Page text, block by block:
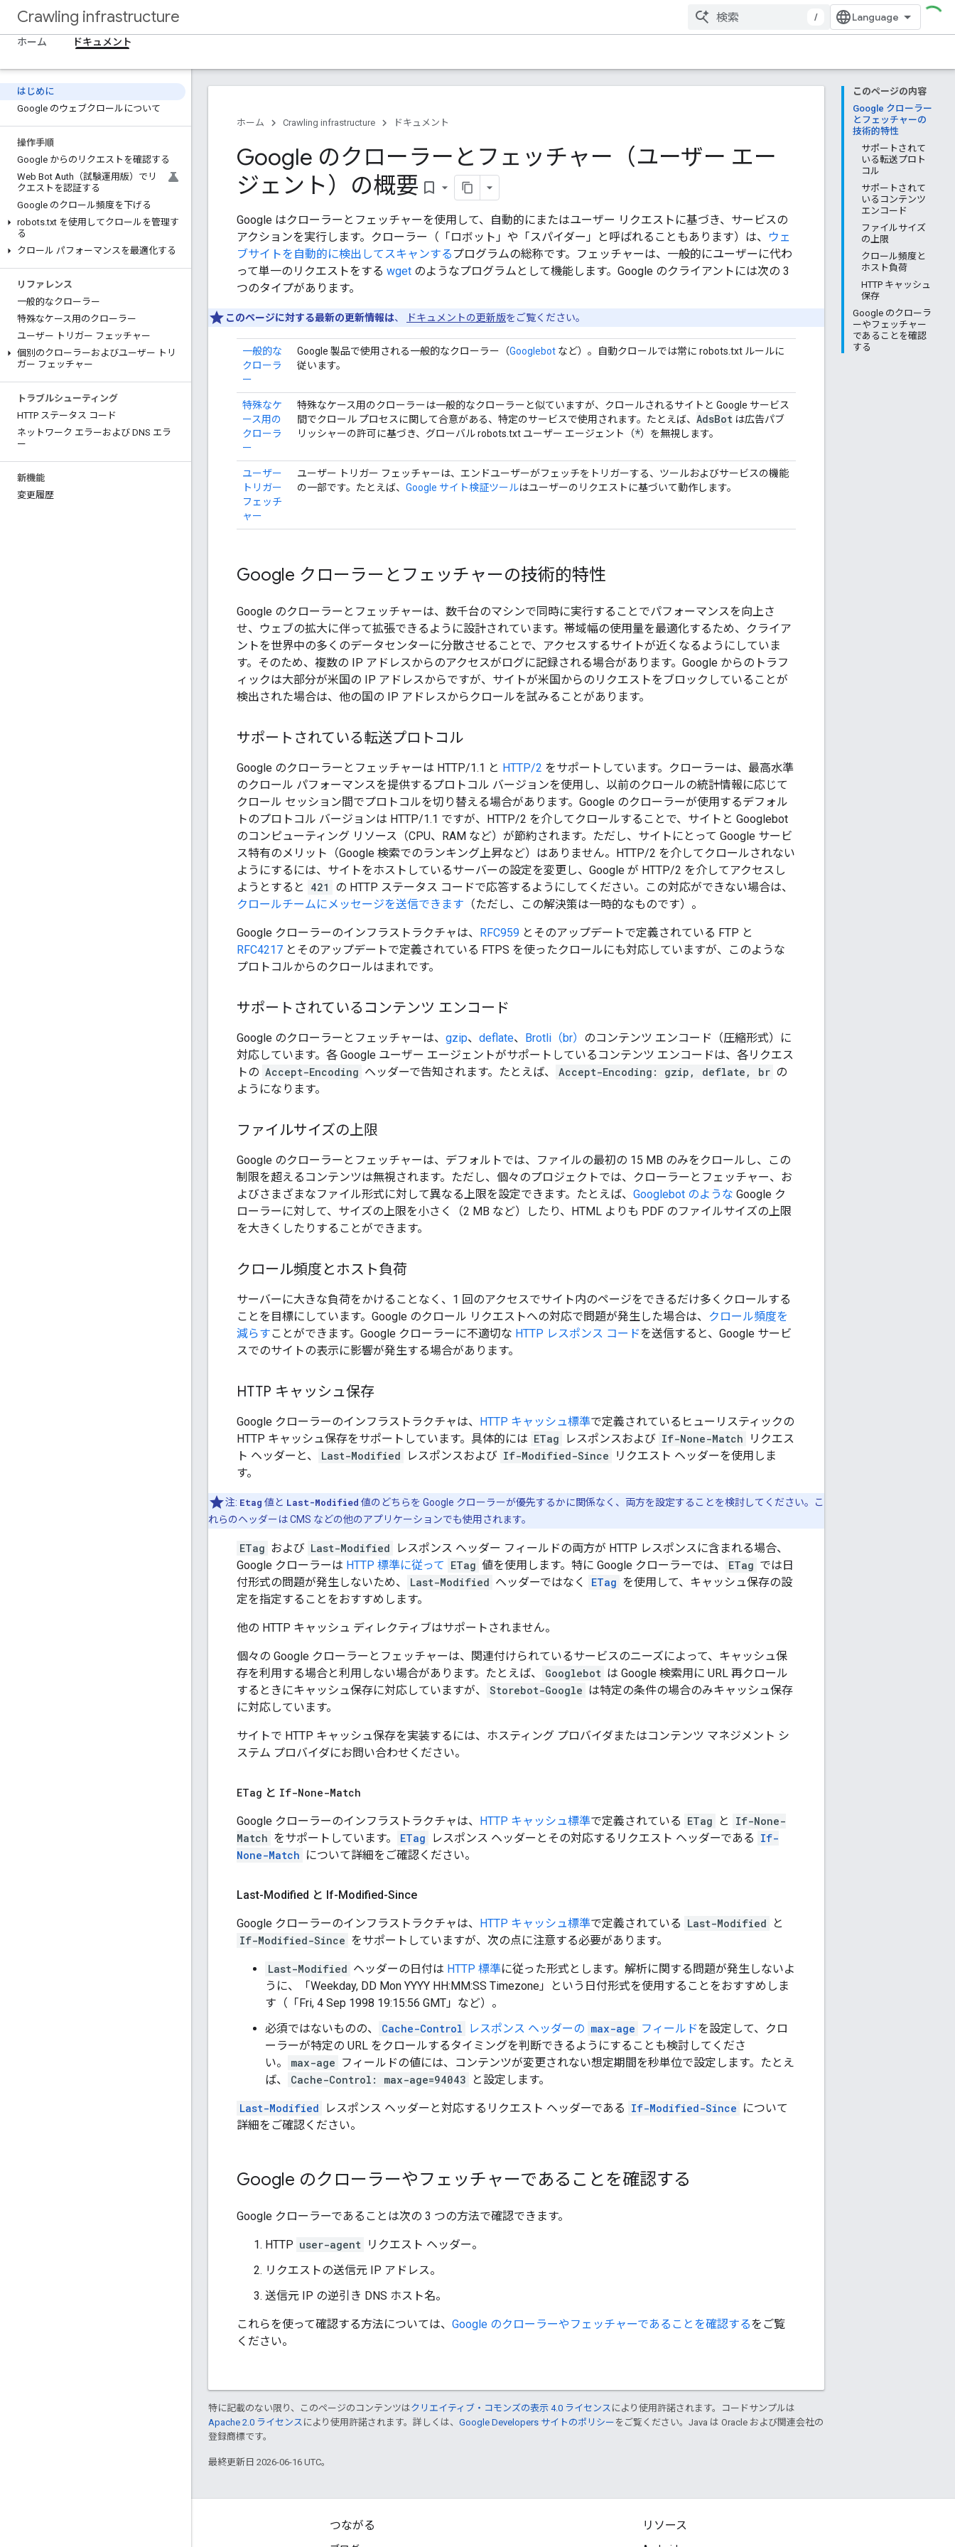
Crawling infrastructure
/
ホーム
ドキュメント
はじめに
Google のウェブクロールについて
操作手順
Google からのリクエストを確認する
Web Bot Auth（試験運用版）でリ
クエストを認証する
Google のクロール頻度を下げる
robots.txt を使用してクロールを管理す
る
クロール パフォーマンスを最適化する
リファレンス
一般的なクローラー
特殊なケース用のクローラー
ユーザー トリガー フェッチャー
個別のクローラーおよびユーザー トリ
ガー フェッチャー
トラブルシューティング
HTTP ステータス コード
ネットワーク エラーおよび DNS エラ
ー
新機能
変更履歴
このページの内容
Google クローラー
とフェッチャーの
技術的特性
サポートされて
いる転送プロト
コル
サポートされて
いるコンテンツ
エンコード
ファイルサイズ
の上限
クロール頻度と
ホスト負荷
HTTP キャッシュ
保存
Google のクローラ
ーやフェッチャー
であることを確認
する
ホーム Crawling infrastructure ドキュメント
Google のクローラーとフェッチャー（ユーザー エー
ジェント）の概要 bookmark_border
Google はクローラーとフェッチャーを使用して、自動的にまたはユーザー リクエストに基づき、サービスの
アクションを実行します。クローラー（「ロボット」や「スパイダー」と呼ばれることもあります）は、
ウェ
ブサイトを自動的に検出してスキャンする プログラムの総称です。フェッチャーは、一般的にユーザーに代わ
って単一のリクエストをする wget のようなプログラムとして機能します。Google のクライアントには次の 3
つのタイプがあります。
このページに対する最新の更新情報は、 ドキュメントの更新版をご覧ください。
一般的な
クローラ
ー
Google 製品で使用される一般的なクローラー（Googlebot など）。自動クロールでは常に robots.txt ルールに
従います。
特殊なケ
ース用の
クローラ
ー
特殊なケース用のクローラーは一般的なクローラーと似ていますが、クロールされるサイトと Google サービス
間でクロール プロセスに関して合意がある、特定のサービスで使用されます。たとえば、 AdsBot は広告パブ
リッシャーの許可に基づき、グローバル robots.txt ユーザー エージェント（*）を無視します。
ユーザー
トリガー
フェッチ
ャー
ユーザー トリガー フェッチャーは、エンドユーザーがフェッチをトリガーする、ツールおよびサービスの機能
の一部です。たとえば、 Google サイト検証ツールはユーザーのリクエストに基づいて動作します。
Google クローラーとフェッチャーの技術的特性
Google のクローラーとフェッチャーは、数千台のマシンで同時に実行することでパフォーマンスを向上さ
せ、ウェブの拡大に伴って拡張できるように設計されています。帯域幅の使用量を最適化するため、クライア
ントを世界中の多くのデータセンターに分散させることで、アクセスするサイトが近くなるようにしていま
す。そのため、複数の IP アドレスからのアクセスがログに記録される場合があります。Google からのトラフ
ィックは大部分が米国の IP アドレスからですが、サイトが米国からのリクエストをブロックしていることが
検出された場合は、他の国の IP アドレスからクロールを試みることがあります。
サポートされている転送プロトコル
Google のクローラーとフェッチャーは HTTP/1.1 と HTTP/2 をサポートしています。クローラーは、最高水準
のクロール パフォーマンスを提供するプロトコル バージョンを使用し、以前のクロールの統計情報に応じて
クロール セッション間でプロトコルを切り替える場合があります。Google のクローラーが使用するデフォル
トのプロトコル バージョンは HTTP/1.1 ですが、HTTP/2 を介してクロールすることで、サイトと Googlebot
のコンピューティング リソース（CPU、RAM など）が節約されます。ただし、サイトにとって Google サービ
ス特有のメリット（Google 検索でのランキング上昇など）はありません。HTTP/2 を介してクロールされない
ようにするには、サイトをホストしているサーバーの設定を変更し、Google が HTTP/2 を介してアクセスし
ようとすると
421
の HTTP ステータス コードで応答するようにしてください。この対応ができない場合は、
クロールチームにメッセージを送信できます （ただし、この解決策は一時的なものです）。
Google クローラーのインフラストラクチャは、 RFC959 とそのアップデートで定義されている FTP と
RFC4217 とそのアップデートで定義されている FTPS を使ったクロールにも対応していますが、このような
プロトコルからのクロールはまれです。
サポートされているコンテンツ エンコード
Google のクローラーとフェッチャーは、 gzip、 deflate、 Brotli（br） のコンテンツ エンコード（圧縮形式）に
対応しています。各 Google ユーザー エージェントがサポートしているコンテンツ エンコードは、各リクエス
トの Accept-Encoding ヘッダーで告知されます。たとえば、 Accept-Encoding: gzip, deflate, br の
ようになります。
ファイルサイズの上限
Google のクローラーとフェッチャーは、デフォルトでは、ファイルの最初の 15 MB のみをクロールし、この
制限を超えるコンテンツは無視されます。ただし、個々のプロジェクトでは、クローラーとフェッチャー、お
よびさまざまなファイル形式に対して異なる上限を設定できます。たとえば、 Googlebot のような Google ク
ローラーに対して、サイズの上限を小さく（2 MB など）したり、HTML よりも PDF のファイルサイズの上限
を大きくしたりすることができます。
クロール頻度とホスト負荷
サーバーに大きな負荷をかけることなく、1 回のアクセスでサイト内のページをできるだけ多くクロールする
ことを目標にしています。Google のクロール リクエストへの対応で問題が発生した場合は、 クロール頻度を
減らす ことができます。Google クローラーに不適切な HTTP レスポンス コードを送信すると、Google サービ
スでのサイトの表示に影響が発生する場合があります。
HTTP キャッシュ保存
Google クローラーのインフラストラクチャは、 HTTP キャッシュ標準で定義されているヒューリスティックの
HTTP キャッシュ保存をサポートしています。具体的には ETag レスポンスおよび If-None-Match
リクエス
ト ヘッダーと、
Last-Modified レスポンスおよび If-Modified-Since
リクエスト ヘッダーを使用しま
す。
注: Etag 値と Last-Modified 値のどちらを Google クローラーが優先するかに関係なく、両方を設定することを検討してください。こ
れらのヘッダーは CMS などの他のアプリケーションでも使用されます。
ETag および Last-Modified
レスポンス ヘッダー フィールドの両方が HTTP レスポンスに含まれる場合、
Google クローラーは HTTP 標準に従って ETag 値を使用します。特に Google クローラーでは、 ETag では日
付形式の問題が発生しないため、
Last-Modified ヘッダーではなく ETag を使用して、キャッシュ保存の設
定を指定することをおすすめします。
他の HTTP キャッシュ ディレクティブはサポートされません。
個々の Google クローラーとフェッチャーは、関連付けられているサービスのニーズによって、キャッシュ保
存を利用する場合と利用しない場合があります。たとえば、
Googlebot は Google 検索用に URL 再クロール
するときにキャッシュ保存に対応していますが、
Storebot-Google は特定の条件の場合のみキャッシュ保存
に対応しています。
サイトで HTTP キャッシュ保存を実装するには、ホスティング プロバイダまたはコンテンツ マネジメント シ
ステム プロバイダにお問い合わせください。
ETag と If-None-Match
Google クローラーのインフラストラクチャは、 HTTP キャッシュ標準で定義されている ETag と
If-None-
Match をサポートしています。 ETag レスポンス ヘッダーとその対応するリクエスト ヘッダーである If-
None-Match について詳細をご確認ください。
Last-Modified と If-Modified-Since
Google クローラーのインフラストラクチャは、 HTTP キャッシュ標準で定義されている Last-Modified
と
If-Modified-Since をサポートしていますが、次の点に注意する必要があります。
Last-Modified ヘッダーの日付は HTTP 標準に従った形式とします。解析に関する問題が発生しないよ
うに、「Weekday, DD Mon YYYY HH:MM:SS Timezone」という日付形式を使用することをおすすめしま
す（「Fri, 4 Sep 1998 19:15:56 GMT」など）。
必須ではないものの、
Cache-Control レスポンス ヘッダーの max-age フィールドを設定して、クロ
ーラーが特定の URL をクロールするタイミングを判断できるようにすることも検討してくださ
い。
max-age フィールドの値には、コンテンツが変更されない想定期間を秒単位で設定します。たとえ
ば、
Cache-Control: max-age=94043 と設定します。
Last-Modified レスポンス ヘッダーと対応するリクエスト ヘッダーである If-Modified-Since について
詳細をご確認ください。
Google のクローラーやフェッチャーであることを確認する
Google クローラーであることは次の 3 つの方法で確認できます。
HTTP user-agent リクエスト ヘッダー。
リクエストの送信元 IP アドレス。
送信元 IP の逆引き DNS ホスト名。
これらを使って確認する方法については、 Google のクローラーやフェッチャーであることを確認するをご覧
ください。
特に記載のない限り、このページのコンテンツはクリエイティブ・コモンズの表示 4.0 ライセンス により使用許諾されます。コードサンプルは
Apache 2.0 ライセンス により使用許諾されます。詳しくは、 Google Developers サイトのポリシー をご覧ください。Java は Oracle および関連会社の
登録商標です。
最終更新日 2026-06-16 UTC。
つながる リソース